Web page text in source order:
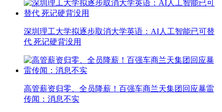
深圳理工大学拟逐步取消大学英语：AI人工智能已可替
代 死记硬背没用
高管薪资归零、全员降薪！百强车商兰天集团回应暴雷
传闻：消息不实